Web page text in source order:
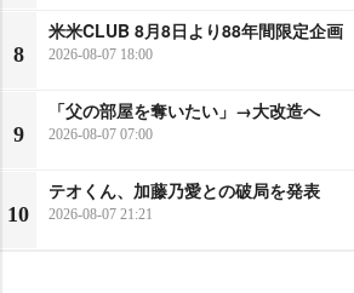
8
米米CLUB 8月8日より88年間限定企画
2026-08-07 18:00
9
「父の部屋を奪いたい」→大改造へ
2026-08-07 07:00
10
テオくん、加藤乃愛との破局を発表
2026-08-07 21:21